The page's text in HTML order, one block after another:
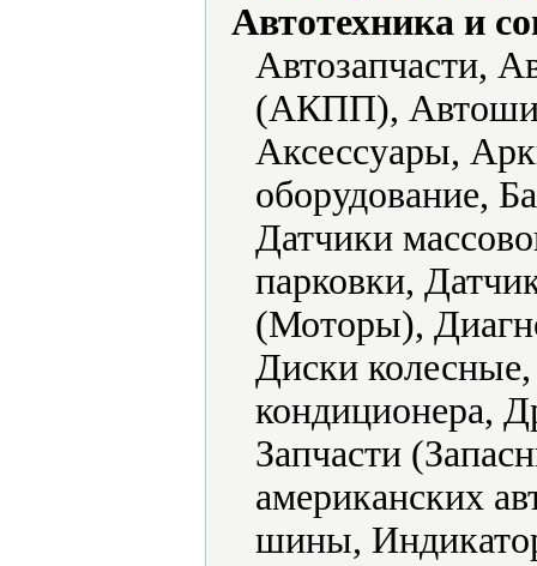
Автотехника и
Автозапчасти,
(АКПП),
Аксессуары,
оборудование,
Датчики
парковки,
(Моторы),
Диски
кондиционера,
Запчасти
американских
шины,